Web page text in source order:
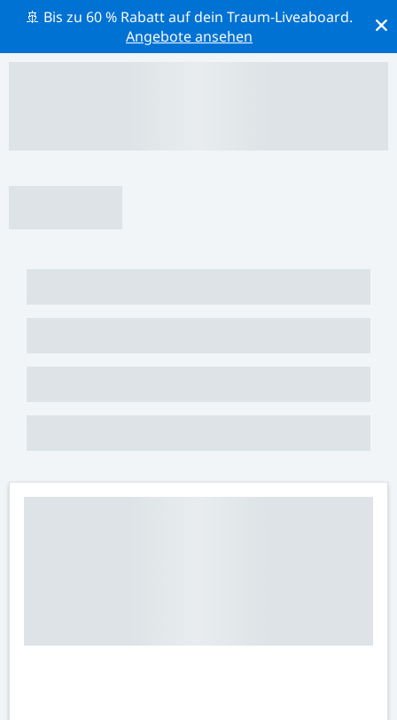
🚢 Bis zu 60 % Rabatt auf dein Traum-Liveaboard.
Angebote ansehen